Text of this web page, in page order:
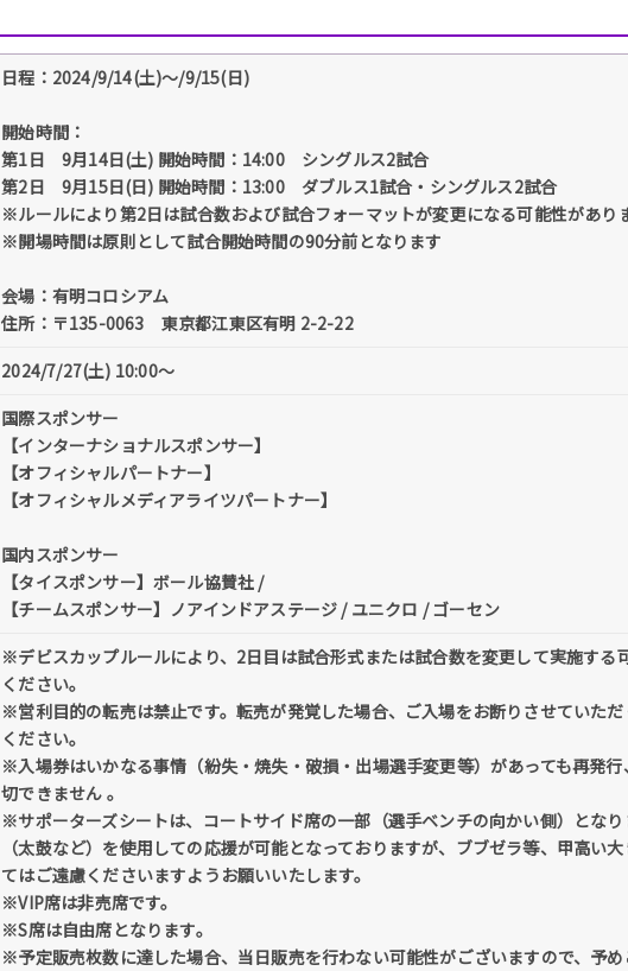
日程：2024/9/14(土)～/9/15(日)
開始時間：
第1日 9月14日(土) 開始時間：14:00 シングルス2試合
第2日 9月15日(日) 開始時間：13:00 ダブルス1試合・シングルス2試合
※ルールにより第2日は試合数および試合フォーマットが変更になる可能性があり
※開場時間は原則として試合開始時間の90分前となります
会場：有明コロシアム
住所：〒135-0063 東京都江東区有明 2-2-22
2024/7/27(土) 10:00～
国際スポンサー
【インターナショナルスポンサー】
【オフィシャルパートナー】
【オフィシャルメディアライツパートナー】
国内スポンサー
【タイスポンサー】ボール協賛社 /
【チームスポンサー】ノアインドアステージ / ユニクロ / ゴーセン
※デビスカップルールにより、2日目は試合形式または試合数を変更して実施する
ください。
※営利目的の転売は禁止です。転売が発覚した場合、ご入場をお断りさせていた
ください。
※入場券はいかなる事情（紛失・焼失・破損・出場選手変更等）があっても再発
切できません 。
※サポーターズシートは、コートサイド席の一部（選手ベンチの向かい側）とな
（太鼓など）を使用しての応援が可能となっておりますが、ブブゼラ等、甲高い
てはご遠慮くださいますようお願いいたします。
※VIP席は非売席です。
※S席は自由席となります。
※予定販売枚数に達した場合、当日販売を行わない可能性がございますので、予め